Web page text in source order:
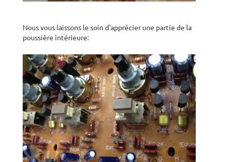
Nous vous laissons le soin d'apprécier une partie de la
poussière intérieure: